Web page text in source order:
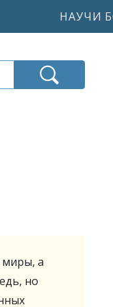
НАУЧИ
миры, а
но